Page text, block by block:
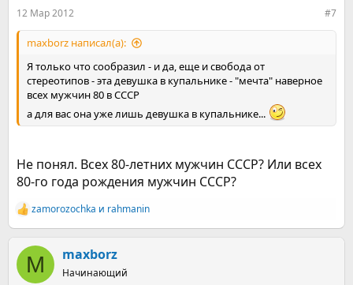
12 Мар 2012 #7
maxborz написал(а):
Я только что сообразил - и да, еще и свобода от
стереотипов - эта девушка в купальнике - "мечта" наверное
всех мужчин 80 в СССР
а для вас она уже лишь девушка в купальнике...
Не понял. Всех 80-летних мужчин СССР? Или всех
80-го года рождения мужчин СССР?
Р
е
к
ц
и
zamorozochka и rahmanin
M maxborz
Начинающий